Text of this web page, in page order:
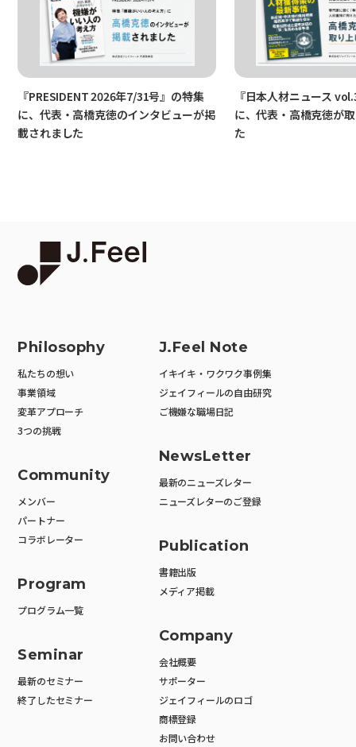
『PRESIDENT 2026年7/31号』の特集
に、代表・高橋克徳のインタビューが掲
載されました
『日本人材ニュース
に、代表・高橋克徳が
た
Philosophy
私たちの想い
事業領域
変革アプローチ
3つの挑戦
Community
メンバー
パートナー
コラボレーター
Program
プログラム一覧
Seminar
最新のセミナー
終了したセミナー
J.Feel Note
イキイキ・ワクワク事例集
ジェイフィールの自由研究
ご機嫌な職場日記
NewsLetter
最新のニューズレター
ニューズレターのご登録
Publication
書籍出版
メディア掲載
Company
会社概要
サポーター
ジェイフィールのロゴ
商標登録
お問い合わせ